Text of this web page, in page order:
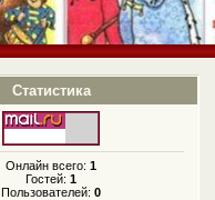
Статистика
Онлайн всего:1
Гостей:1
Пользователей:0